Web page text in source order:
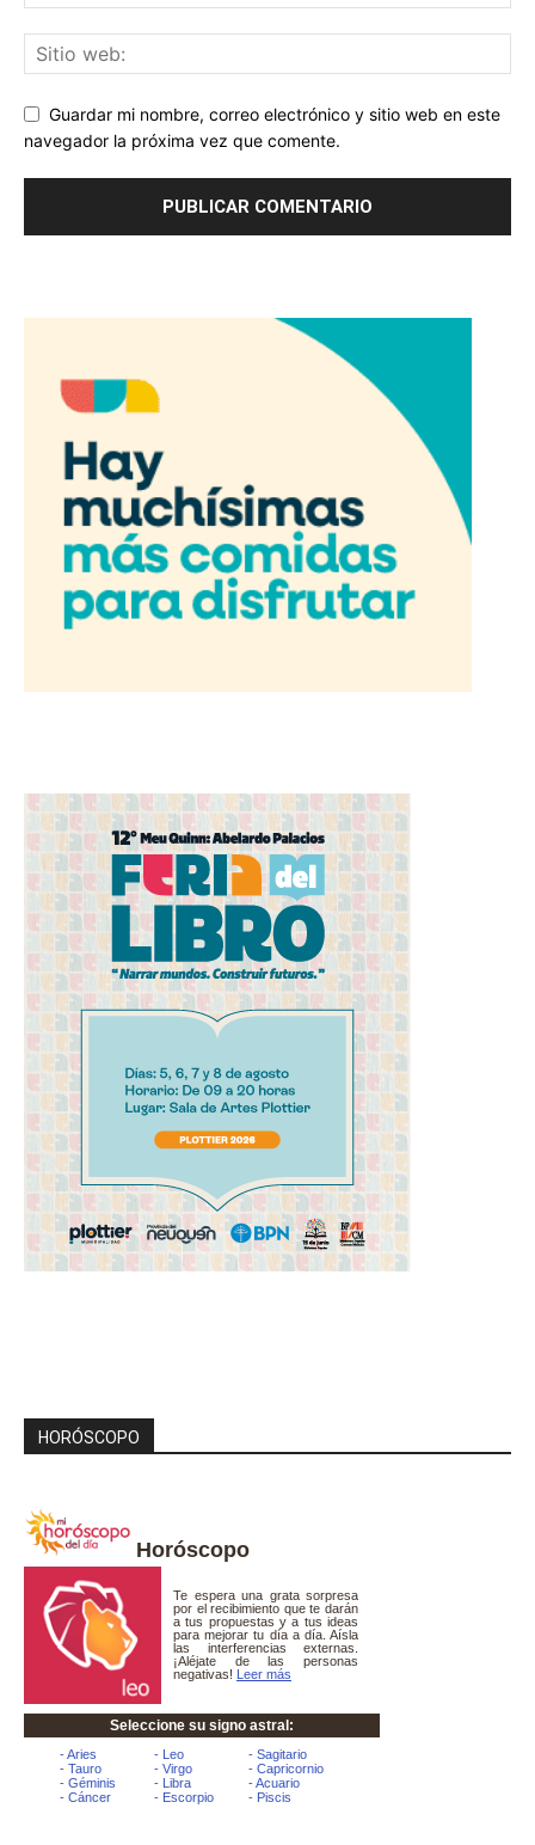
Guardar mi nombre, correo electrónico y sitio web en este
navegador la próxima vez que comente.
HORÓSCOPO
Horóscopo